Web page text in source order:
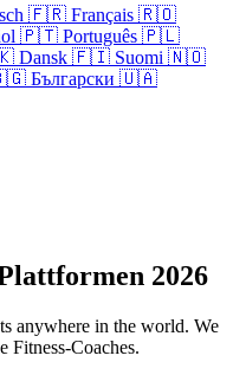
🇫🇷 Français 🇷🇴
🇵🇹 Português 🇵🇱
Dansk 🇫🇮 Suomi 🇳🇴
Български 🇺🇦
2026
anywhere in the world. We
Fitness-Coaches.